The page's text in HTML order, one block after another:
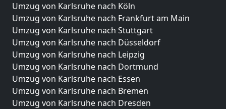
Umzug von Karlsruhe nach Köln
Umzug von Karlsruhe nach Frankfurt am Main
Umzug von Karlsruhe nach Stuttgart
Umzug von Karlsruhe nach Düsseldorf
Umzug von Karlsruhe nach Leipzig
Umzug von Karlsruhe nach Dortmund
Umzug von Karlsruhe nach Essen
Umzug von Karlsruhe nach Bremen
Umzug von Karlsruhe nach Dresden